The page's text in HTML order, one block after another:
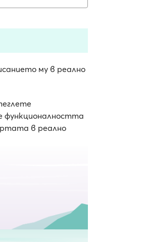
му в реално
функционалността
в реално